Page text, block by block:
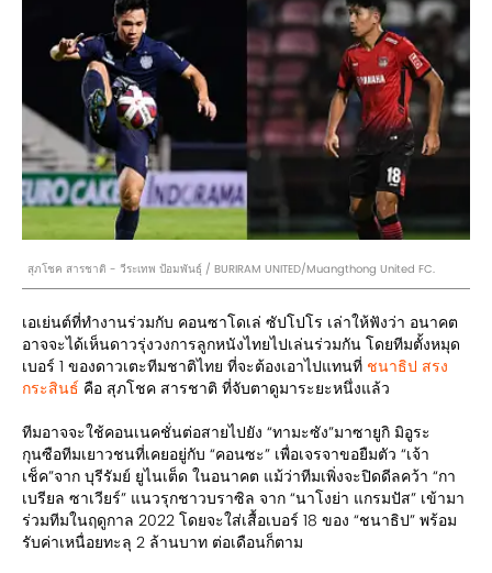
สุภโชค สารชาติ - วีระเทพ ป้อมพันธุ์ / BURIRAM UNITED/Muangthong United FC.
เอเย่นต์ที่ทำงานร่วมกับ คอนซาโดเล่ ซัปโปโร เล่าให้ฟังว่า อนาคต
อาจจะได้เห็นดาวรุ่งวงการลูกหนังไทยไปเล่นร่วมกัน โดยทีมตั้งหมุด
เบอร์ 1 ของดาวเตะทีมชาติไทย ที่จะต้องเอาไปแทนที่ ชนาธิป สรง
กระสินธ์ คือ สุภโชค สารชาติ ที่จับตาดูมาระยะหนึ่งแล้ว
ทีมอาจจะใช้คอนเนคชั่นต่อสายไปยัง “ทามะซัง”มาซายูกิ มิอูระ
กุนซือทีมเยาวชนที่เคยอยู่กับ “คอนซะ” เพื่อเจรจาขอยืมตัว “เจ้า
เช็ค”จาก บุรีรัมย์ ยูไนเต็ด ในอนาคต แม้ว่าทีมเพิ่งจะปิดดีลคว้า “กา
เบรียล ซาเวียร์” แนวรุกชาวบราซิล จาก “นาโงย่า แกรมปัส” เข้ามา
ร่วมทีมในฤดูกาล 2022 โดยจะใส่เสื้อเบอร์ 18 ของ “ชนาธิป” พร้อม
รับค่าเหนื่อยทะลุ 2 ล้านบาท ต่อเดือนก็ตาม